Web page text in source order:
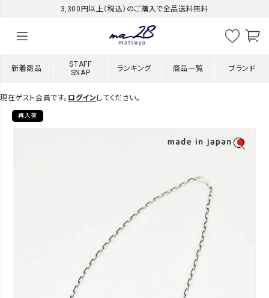
3,300円以上（税込）のご購入で全品送料無料
新着商品
STAFF
SNAP
ランキング 商品一覧 ブランド
現在ゲスト会員です。 ログインしてください。
再入荷